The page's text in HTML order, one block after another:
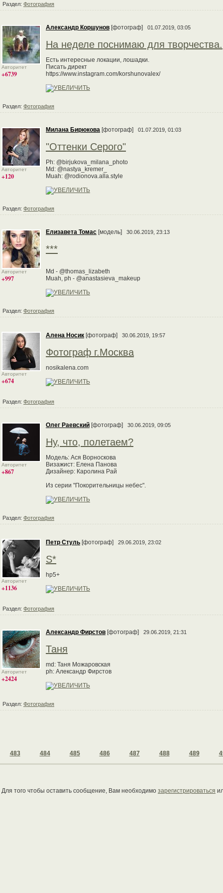
Раздел: Фотография
Авторитет
+6739
Александр Коршунов [фотограф] 01.07.2019, 03:05
На неделе поснимаю для творчества.
Есть интересные локации, лошадки.
Писать директ
https://www.instagram.com/korshunovalex/
Раздел: Фотография
Авторитет
+120
Милана Бирюкова [фотограф] 01.07.2019, 01:03
"Оттенки Серого"
Ph: @birjukova_milana_photo
Md: @nastya_kremer_
Muah: @rodionova.alla.style
Раздел: Фотография
Авторитет
+997
Елизавета Томас [модель] 30.06.2019, 23:13
***
Md - @thomas_lizabeth
Muah, ph - @anastasieva_makeup
Раздел: Фотография
Авторитет
+674
Алена Носик [фотограф] 30.06.2019, 19:57
Фотограф г.Москва
nosikalena.com
Раздел: Фотография
Авторитет
+867
Олег Раевский [фотограф] 30.06.2019, 09:05
Ну, что, полетаем?
Модель: Ася Ворноскова
Визажист: Елена Панова
Дизайнер: Каролина Рай
Из серии "Покорительницы небес".
Раздел: Фотография
Авторитет
+1136
Петр Стуль [фотограф] 29.06.2019, 23:02
S*
hp5+
Раздел: Фотография
Авторитет
+2424
Александр Фирстов [фотограф] 29.06.2019, 21:31
Таня
md: Таня Можаровская
ph: Александр Фирстов
Раздел: Фотография
483 484 485 486 487 488 489
Для того чтобы оставить сообщение, Вам необходимо зарегистрироваться